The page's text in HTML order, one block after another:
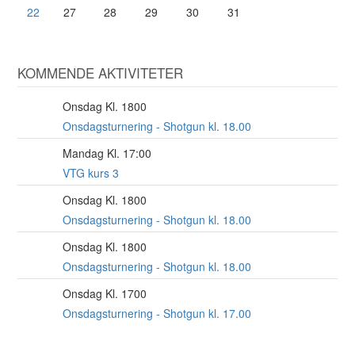
22 27 28 29 30 31
KOMMENDE AKTIVITETER
Onsdag Kl. 1800
Onsdagsturnering - Shotgun kl. 18.00
Mandag Kl. 17:00
VTG kurs 3
Onsdag Kl. 1800
Onsdagsturnering - Shotgun kl. 18.00
Onsdag Kl. 1800
Onsdagsturnering - Shotgun kl. 18.00
Onsdag Kl. 1700
Onsdagsturnering - Shotgun kl. 17.00